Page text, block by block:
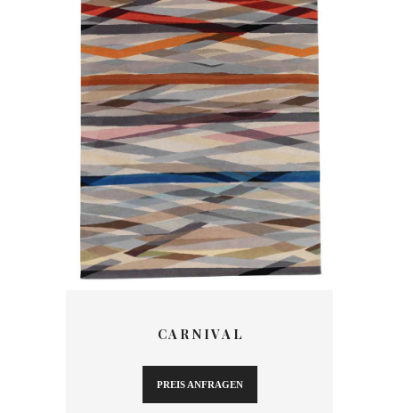
C A R N I V A L
PREIS ANFRAGEN